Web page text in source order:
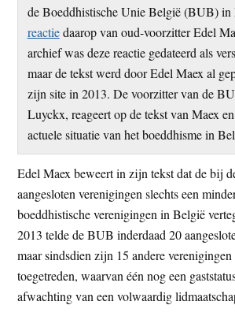
de Boeddhistische Unie België (BUB) in
reactiedaarop van oud-voorzitter Edel
archief was deze reactie gedateerd als
maar de tekst werd door Edel Maex al
zijn site in 2013. De voorzitter van de
Luyckx, reageert op de tekst van Maex
actuele situatie van het boeddhisme in
Edel Maex beweert in zijn tekst dat de bij
aangesloten verenigingen slechts een
boeddhistische verenigingen in België
2013 telde de BUB inderdaad 20
maar sindsdien zijn 15 andere
toegetreden, waarvan één nog een
afwachting van een volwaardig